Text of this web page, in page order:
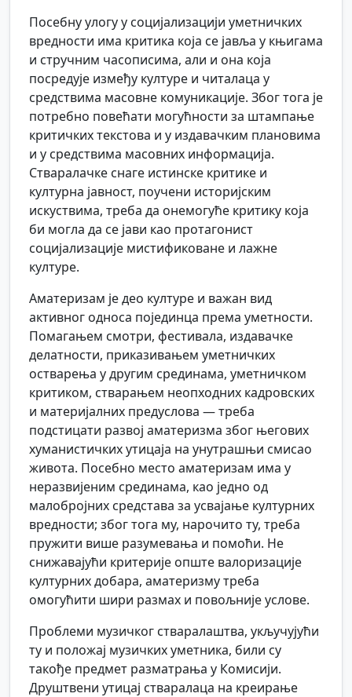
Посебну улогу у социјализацији уметничких
вредности има критика која се јавља у књигама
и стручним часописима, али и она која
посредује између културе и читалаца у
средствима масовне комуникације. Због тога је
потребно повећати могућности за штампање
критичких текстова и у издавачким плановима
и у средствима масовних информација.
Стваралачке снаге истинске критике и
културна јавност, поучени историјским
искуствима, треба да онемогуће критику која
би могла да се јави као протагонист
социјализације мистификоване и лажне
културе.
Аматеризам је део културе и важан вид
активног односа појединца према уметности.
Помагањем смотри, фестивала, издавачке
делатности, приказивањем уметничких
остварења у другим срединама, уметничком
критиком, стварањем неопходних кадровских
и материјалних предуслова — треба
подстицати развој аматеризма због његових
хуманистичких утицаја на унутрашњи смисао
живота. Посебно место аматеризам има у
неразвијеним срединама, као једно од
малобројних средстава за усвајање културних
вредности; због тога му, нарочито ту, треба
пружити више разумевања и помоћи. Не
снижавајући критерије опште валоризације
културних добара, аматеризму треба
омогућити шири размах и повољније услове.
Проблеми музичког стваралаштва, укључујући
ту и положај музичких уметника, били су
такође предмет разматрања у Комисији.
Друштвени утицај стваралаца на креирање